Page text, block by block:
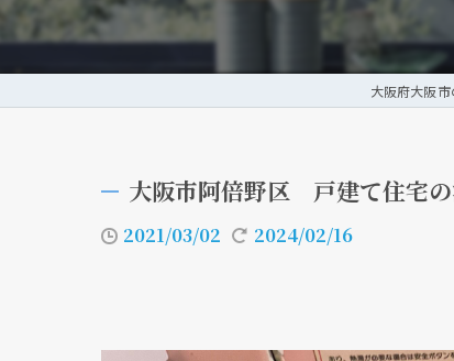
大阪府大阪
大阪市阿倍野区 戸建て住宅
2021/03/02 2024/02/16